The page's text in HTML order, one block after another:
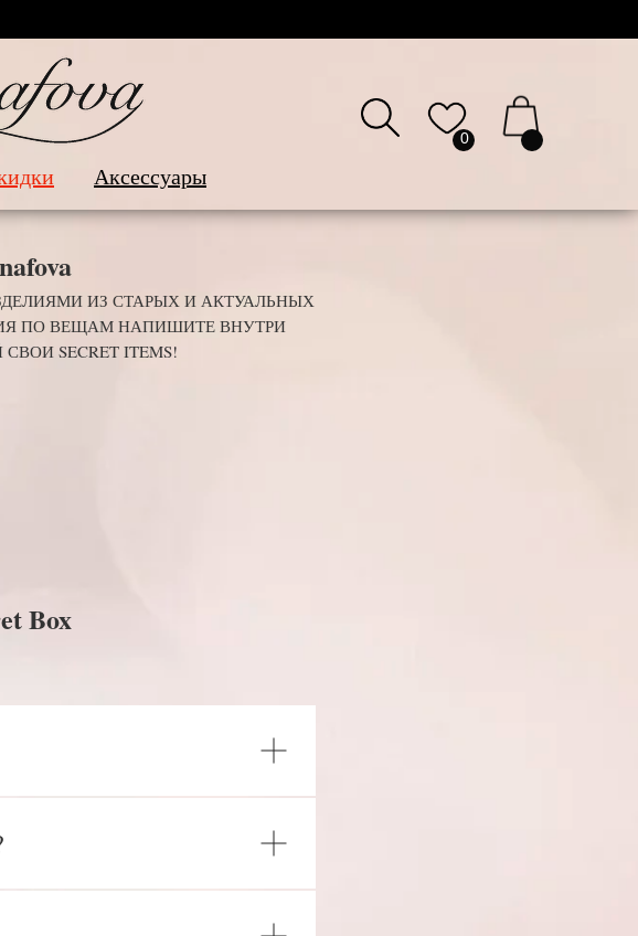
Подробнее
0
Аксессуары
ИЗ СТАРЫХ И АКТУАЛЬНЫХ
ПО ВЕЩАМ НАПИШИТЕ ВНУТРИ
SECRET ITEMS!
Box